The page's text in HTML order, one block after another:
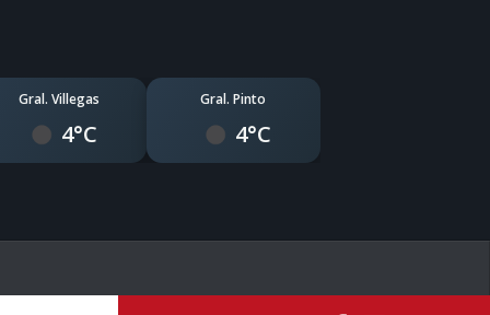
Gral. Villegas
4°C
Gral. Pinto
4°C